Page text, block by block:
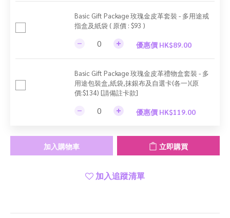
Basic Gift Package 玫瑰金皮革套裝 - 多用途戒
指盒及紙袋 ( 原價 : $93 )
優惠價 HK$89.00
Basic Gift Package 玫瑰金皮革禮物盒套裝 - 多
用途包裝盒,紙袋,抹銀布及自選卡(各一)(原
價:$134) [請備註卡款]
優惠價 HK$119.00
加入購物車 立即購買
加入追蹤清單